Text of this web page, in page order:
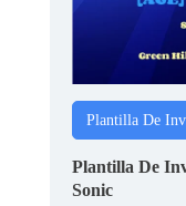
Plantilla De
Sonic